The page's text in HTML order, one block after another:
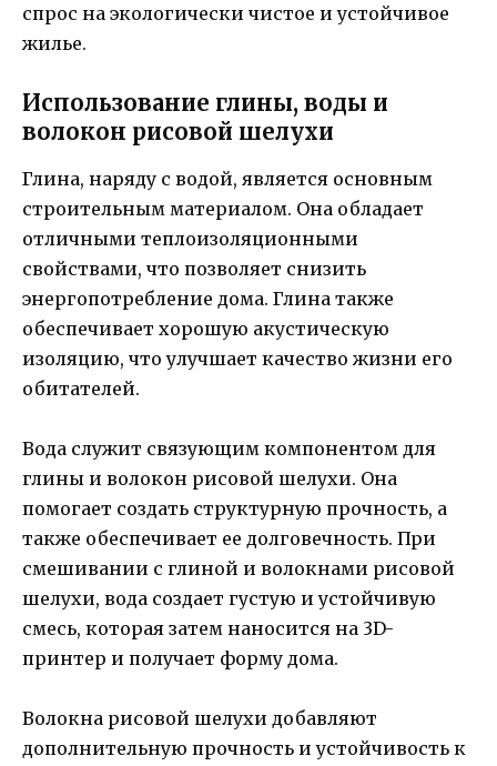
спрос на экологически чистое и устойчивое
жилье.
Использование глины, воды и
волокон рисовой шелухи
Глина, наряду с водой, является основным
строительным материалом. Она обладает
отличными теплоизоляционными
свойствами, что позволяет снизить
энергопотребление дома. Глина также
обеспечивает хорошую акустическую
изоляцию, что улучшает качество жизни его
обитателей.
Вода служит связующим компонентом для
глины и волокон рисовой шелухи. Она
помогает создать структурную прочность, а
также обеспечивает ее долговечность. При
смешивании с глиной и волокнами рисовой
шелухи, вода создает густую и устойчивую
смесь, которая затем наносится на 3D-
принтер и получает форму дома.
Волокна рисовой шелухи добавляют
дополнительную прочность и устойчивость к